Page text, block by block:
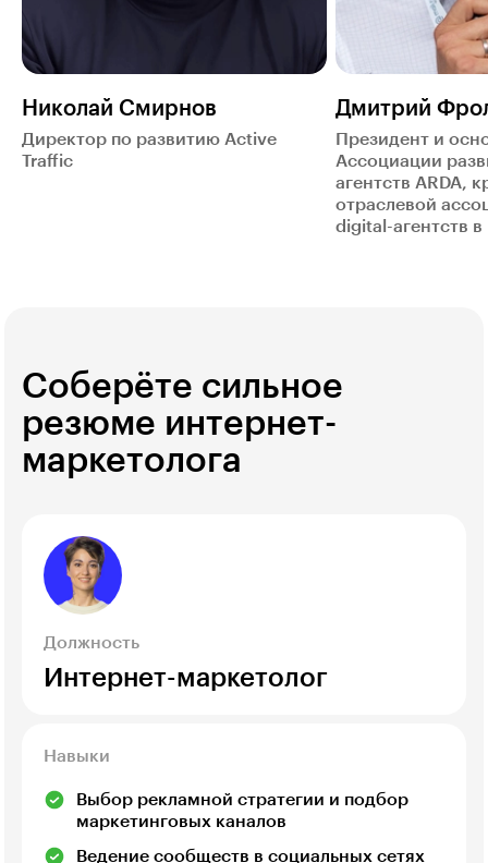
Николай Смирнов
Директор по развитию Active
Traffic
Дмитрий
Президент и
Ассоциации
агентств ARDA,
отраслевой
digital-агентств
Соберёте сильное
резюме интернет-
маркетолога
Должность
Интернет-маркетолог
Навыки
Выбор рекламной стратегии и подбор
маркетинговых каналов
Ведение сообществ в социальных сетях